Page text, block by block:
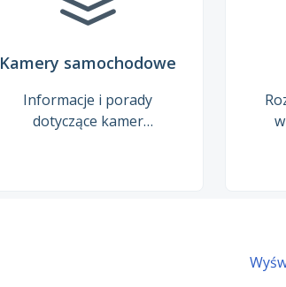
Kamery samochodowe
Informacje i porady
dotyczące kamer